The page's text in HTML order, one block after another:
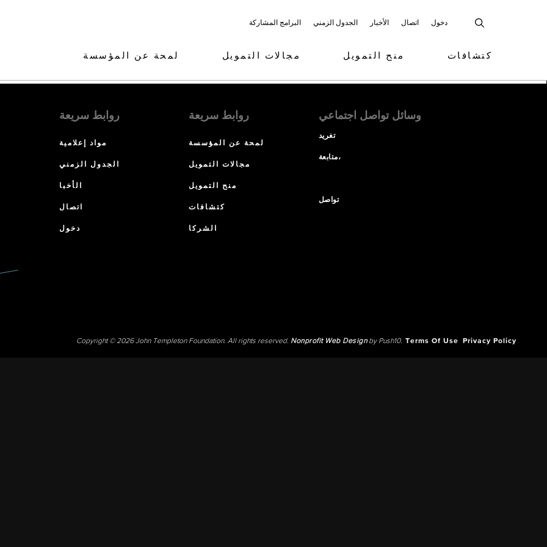
البرامج المشاركة الجدول الزمني الأخبار اتصال دخول
لمحة عن المؤسسة مجالات التمويل منح التمويل كتشافات
روابط سريعة
مواد إعلامية
الجدول الزمني
الأخبا
اتصال
دخول
روابط سريعة
لمحة عن المؤسسة
مجالات التمويل
منح التمويل
كتشافات
الشركا
وسائل تواصل اجتماعي
تغريد
متابعة،
تواصل
Copyright © 2026 John Templeton Foundation. All rights reserved. Nonprofit Web Designby Push10. Terms Of Use Privacy Policy